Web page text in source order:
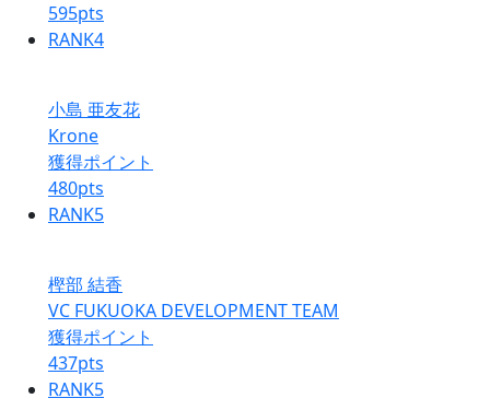
595pts
RANK4
小島 亜友花
Krone
獲得ポイント
480pts
RANK5
樫部 結香
VC FUKUOKA DEVELOPMENT TEAM
獲得ポイント
437pts
RANK5